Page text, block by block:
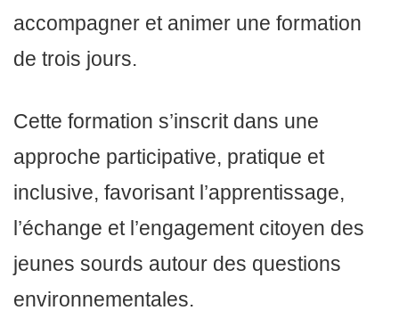
accompagner et animer une formation
de trois jours.
Cette formation s’inscrit dans une
approche participative, pratique et
inclusive, favorisant l’apprentissage,
l’échange et l’engagement citoyen des
jeunes sourds autour des questions
environnementales.